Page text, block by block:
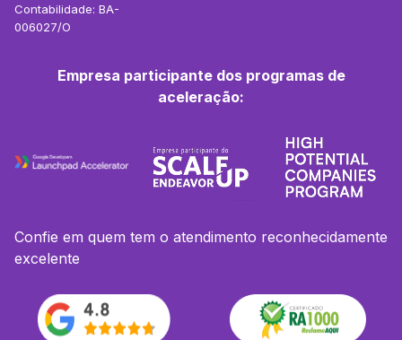
Contabilidade: BA-
006027/O
Empresa participante dos programas de
aceleração:
Confie em quem tem o atendimento reconhecidamente
excelente